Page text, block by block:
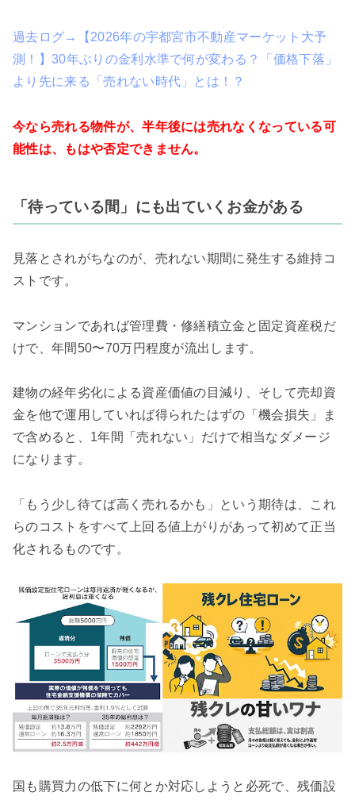
過去ログ→【2026年の宇都宮市不動産マーケット大予
測！】30年ぶりの金利水準で何が変わる？「価格下落」
より先に来る「売れない時代」とは！？
今なら売れる物件が、半年後には売れなくなっている可
能性は、もはや否定できません。
「待っている間」にも出ていくお金がある
見落とされがちなのが、売れない期間に発生する維持コ
ストです。
マンションであれば管理費・修繕積立金と固定資産税だ
けで、年間50〜70万円程度が流出します。
建物の経年劣化による資産価値の目減り、そして売却資
金を他で運用していれば得られたはずの「機会損失」ま
で含めると、1年間「売れない」だけで相当なダメージ
になります。
「もう少し待てば高く売れるかも」という期待は、これ
らのコストをすべて上回る値上がりがあって初めて正当
化されるものです。
国も購買力の低下に何とか対応しようと必死で、残価設